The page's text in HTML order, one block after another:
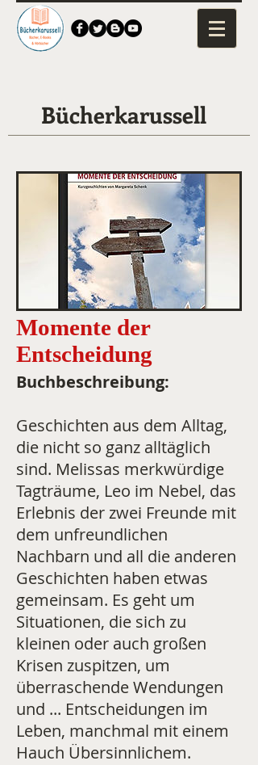
Bücherkarussell
Momente der
Entscheidung
Buchbeschreibung:
Geschichten aus dem Alltag,
die nicht so ganz alltäglich
sind. Melissas merkwürdige
Tagträume, Leo im Nebel, das
Erlebnis der zwei Freunde mit
dem unfreundlichen
Nachbarn und all die anderen
Geschichten haben etwas
gemeinsam. Es geht um
Situationen, die sich zu
kleinen oder auch großen
Krisen zuspitzen, um
überraschende Wendungen
und ... Entscheidungen im
Leben, manchmal mit einem
Hauch Übersinnlichem.